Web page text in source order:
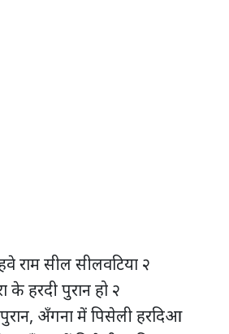
राम सील सीलवटिया २
के हरदी पुरान हो २
अँगना में पिसेली हरदिआ